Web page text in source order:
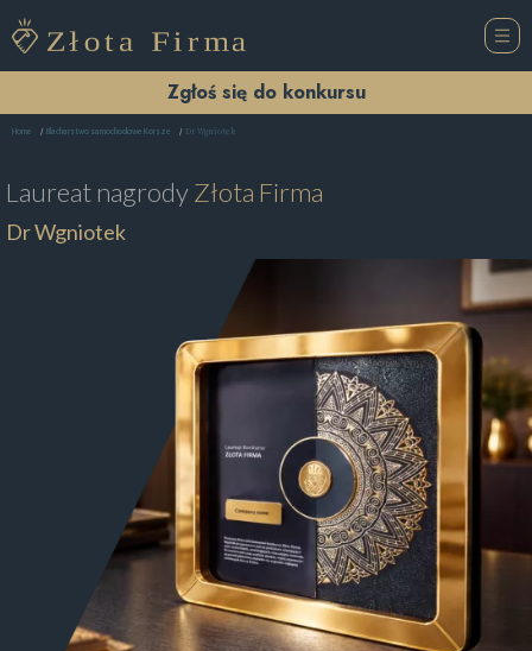
Zgłoś się do konkursu
Home Blacharstwo samochodowe Korsze Dr Wgniotek
Laureat nagrodyZłota Firma
Dr Wgniotek